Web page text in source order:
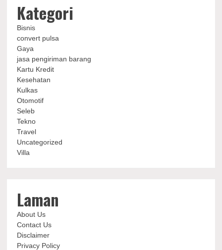
Kategori
Bisnis
convert pulsa
Gaya
jasa pengiriman barang
Kartu Kredit
Kesehatan
Kulkas
Otomotif
Seleb
Tekno
Travel
Uncategorized
Villa
Laman
About Us
Contact Us
Disclaimer
Privacy Policy